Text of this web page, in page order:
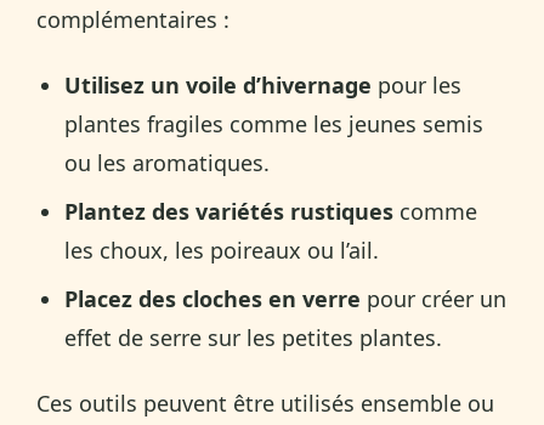
complémentaires :
Utilisez un voile d’hivernage pour les
plantes fragiles comme les jeunes semis
ou les aromatiques.
Plantez des variétés rustiques comme
les choux, les poireaux ou l’ail.
Placez des cloches en verre pour créer un
effet de serre sur les petites plantes.
Ces outils peuvent être utilisés ensemble ou